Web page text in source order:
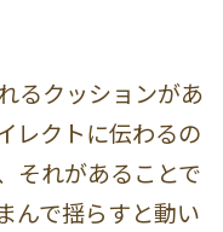
るクッションがあ
レクトに伝わるの
それがあることで
んで揺らすと動い